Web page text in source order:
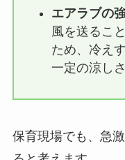
エアラブの
風を送るこ
ため、冷え
一定の涼し
保育現場でも、急